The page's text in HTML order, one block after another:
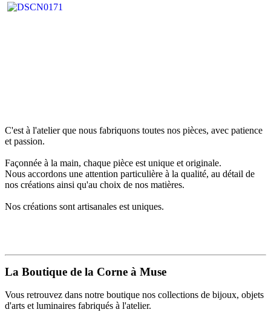
C'est à l'atelier que nous fabriquons toutes nos pièces, avec patience
et passion.
Façonnée à la main, chaque pièce est unique et originale.
Nous accordons une attention particulière à la qualité, au détail de
nos créations ainsi qu'au choix de nos matières.
Nos créations sont artisanales est uniques.
La Boutique de la Corne à Muse
Vous retrouvez dans notre boutique nos collections de bijoux, objets
d'arts et luminaires fabriqués à l'atelier.